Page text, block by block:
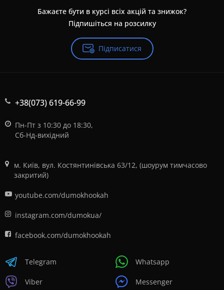
Бажаєте бути в курсі всіх акцій та знижок?
Підпишіться на розсилку
Підписатися
+38(073) 619-66-99
Пн-Пт з 10:30 до 18:30,
Сб-Нд-вихідний
м. Київ, вул. Костянтинівська 63/12, (шоурум тимчасово
закритий)
youtube.com/dumokhookah
instagram.com/dumokua/
facebook.com/dumokhookah
Telegram
Viber
Whatsapp
Messenger